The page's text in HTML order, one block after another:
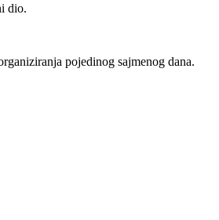
dio.
pojedinog sajmenog dana.